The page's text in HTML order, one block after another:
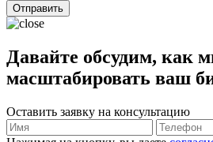
Отправить
Давайте обсудим, как
масштабировать ваш
Оставить заявку на консультацию